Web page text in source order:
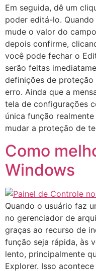
Em seguida, dê um
poder editá-lo.
mude o valor do
depois confirme,
você pode fechar o
serão feitas
definições de proteção
erro. Ainda que a
tela de configurações
única função
mudar a proteção de
Como
Windows
Quando o usuário faz
no gerenciador de
graças ao recurso de
função seja rápida, às
lento, principalmente
Explorer. Isso